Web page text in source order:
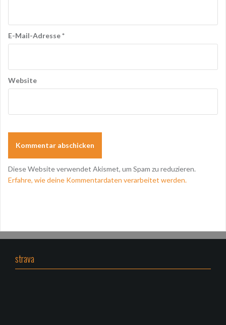
E-Mail-Adresse*
Website
Diese Website verwendet Akismet, um Spam zu reduzieren.
Erfahre, wie deine Kommentardaten verarbeitet werden.
strava